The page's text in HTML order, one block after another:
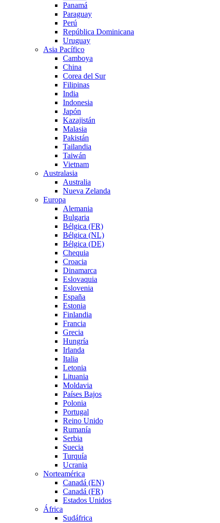
Panamá
Paraguay
Perú
República Dominicana
Uruguay
Asia Pacífico
Camboya
China
Corea del Sur
Filipinas
India
Indonesia
Japón
Kazajistán
Malasia
Pakistán
Tailandia
Taiwán
Vietnam
Australasia
Australia
Nueva Zelanda
Europa
Alemania
Bulgaria
Bélgica (FR)
Bélgica (NL)
Bélgica (DE)
Chequia
Croacia
Dinamarca
Eslovaquia
Eslovenia
España
Estonia
Finlandia
Francia
Grecia
Hungría
Irlanda
Italia
Letonia
Lituania
Moldavia
Países Bajos
Polonia
Portugal
Reino Unido
Rumanía
Serbia
Suecia
Turquía
Ucrania
Norteamérica
Canadá (EN)
Canadá (FR)
Estados Unidos
África
Sudáfrica